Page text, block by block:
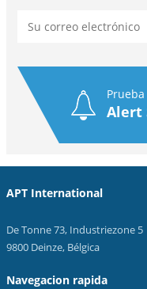
Alert
APT International
De Tonne 73, Industriezone 5
9800 Deinze, Bélgica
Navegacion rapida